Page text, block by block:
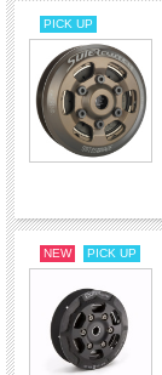
PICK UP
NEW PICK UP